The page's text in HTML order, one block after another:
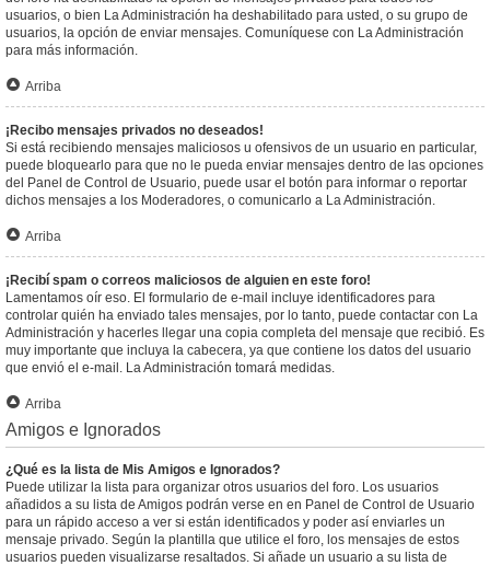
usuarios, o bien La Administración ha deshabilitado para usted, o su grupo de
usuarios, la opción de enviar mensajes. Comuníquese con La Administración
para más información.
Arriba
¡Recibo mensajes privados no deseados!
Si está recibiendo mensajes maliciosos u ofensivos de un usuario en particular,
puede bloquearlo para que no le pueda enviar mensajes dentro de las opciones
del Panel de Control de Usuario, puede usar el botón para informar o reportar
dichos mensajes a los Moderadores, o comunicarlo a La Administración.
Arriba
¡Recibí spam o correos maliciosos de alguien en este foro!
Lamentamos oír eso. El formulario de e-mail incluye identificadores para
controlar quién ha enviado tales mensajes, por lo tanto, puede contactar con La
Administración y hacerles llegar una copia completa del mensaje que recibió. Es
muy importante que incluya la cabecera, ya que contiene los datos del usuario
que envió el e-mail. La Administración tomará medidas.
Arriba
Amigos e Ignorados
¿Qué es la lista de Mis Amigos e Ignorados?
Puede utilizar la lista para organizar otros usuarios del foro. Los usuarios
añadidos a su lista de Amigos podrán verse en en Panel de Control de Usuario
para un rápido acceso a ver si están identificados y poder así enviarles un
mensaje privado. Según la plantilla que utilice el foro, los mensajes de estos
usuarios pueden visualizarse resaltados. Si añade un usuario a su lista de